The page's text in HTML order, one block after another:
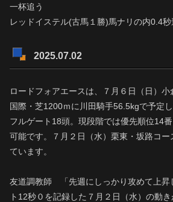
一杯追う
レッドイステル(古馬１勝)馬ナリの内0.4秒
2025.07.02
ロードフォアエースは、７月６日（日）
国際・芝1200ｍに川田騎手56.5kgで予定
フルゲート18頭。現段階では優先順位14
可能です。７月２日（水）栗東・坂路コー
ています。
友道調教師 「先週にしっかり攻めて上昇
ト12秒０を記録した７月２日（水）の動